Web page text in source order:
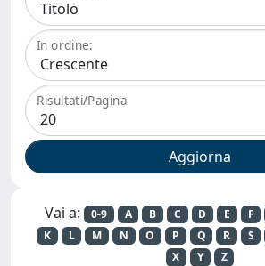
In ordine:
Risultati/Pagina
Vai a: 0-9 A B C D E F
K
L M N O P Q R S
X
Y Z